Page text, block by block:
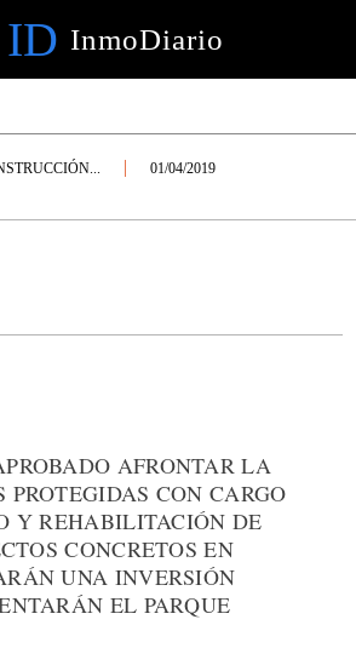
ID InmoDiario
01/04/2019
AFRONTAR LA
CON CARGO
Y REHABILITACIÓN DE
CONCRETOS EN
UNA INVERSIÓN
EL PARQUE